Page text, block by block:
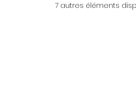
7 autres éléments